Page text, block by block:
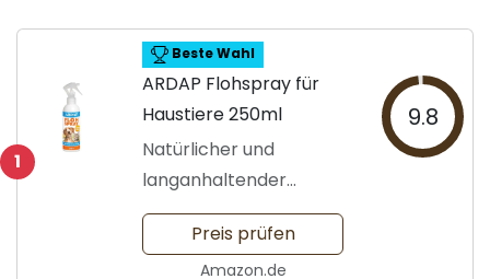
1
Beste Wahl
ARDAP Flohspray für
Haustiere 250ml
Natürlicher und
langanhaltender
Flohschutz
9.8
Preis prüfen
Amazon.de